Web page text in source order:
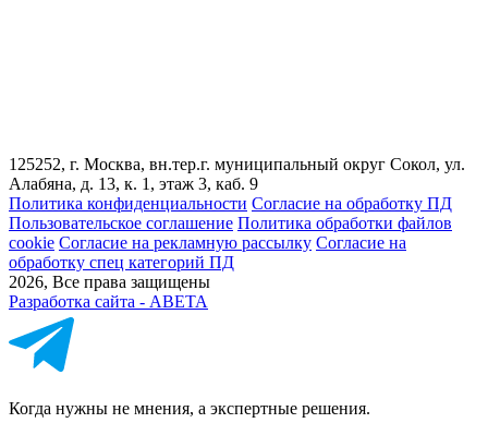
125252, г. Москва, вн.тер.г. муниципальный округ Сокол, ул.
Алабяна, д. 13, к. 1, этаж 3, каб. 9
Политика конфиденциальности Cогласие на обработку ПД
Пользовательское соглашение Политика обработки файлов
cookie Согласие на рекламную рассылку Согласие на
обработку спец категорий ПД
2026, Все права защищены
Разработка сайта - ABETA
Когда нужны не мнения, а экспертные решения.